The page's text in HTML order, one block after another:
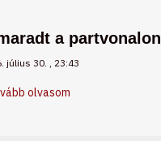
a partvonalon
július 30. 23:43
olvasom